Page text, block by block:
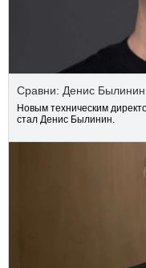
Сравни: Денис Былинин
Новым техническим
стал Денис Былинин.